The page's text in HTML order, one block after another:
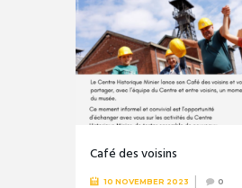
Café des voisins
10 NOVEMBER 2023 0